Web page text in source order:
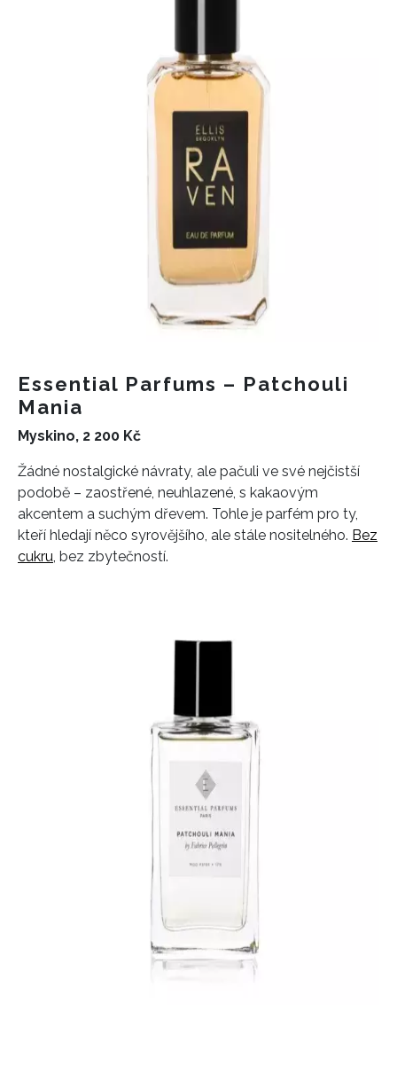
Essential Parfums – Patchouli
Mania
Myskino, 2 200 Kč
Žádné nostalgické návraty, ale pačuli ve své nejčistší
podobě – zaostřené, neuhlazené, s kakaovým
akcentem a suchým dřevem. Tohle je parfém pro ty,
kteří hledají něco syrovějšího, ale stále nositelného. Bez
cukru , bez zbytečností.